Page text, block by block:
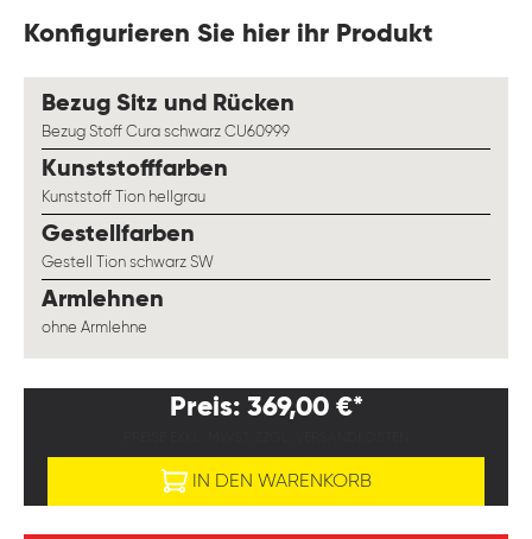
Konfigurieren Sie hier ihr Produkt
Bezug Sitz und Rücken
Bezug Stoff Cura schwarz CU60999
Kunststofffarben
Kunststoff Tion hellgrau
Gestellfarben
Gestell Tion schwarz SW
Armlehnen
ohne Armlehne
Preis: 369,00 €*
IN DEN WARENKORB